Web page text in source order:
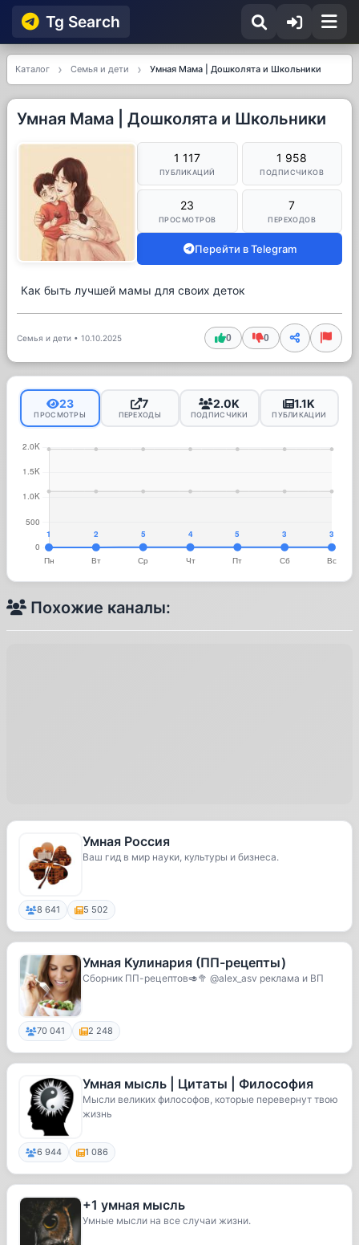
Tg Searсh
Каталог Семья и дети Умная Мама | Дошколята и Школьники
Умная Мама | Дошколята и Школьники
1 117
ПУБЛИКАЦИЙ
1 958
ПОДПИСЧИКОВ
23
ПРОСМОТРОВ
7
ПЕРЕХОДОВ
Перейти в Telegram
Как быть лучшей мамы для своих деток
Семья и дети • 10.10.2025 0 0
23
ПРОСМОТРЫ
7
ПЕРЕХОДЫ
2.0K
ПОДПИСЧИКИ
1.1K
ПУБЛИКАЦИИ
Похожие каналы:
Умная Россия
Ваш гид в мир науки, культуры и бизнеса.
8 641 5 502
Умная Кулинария (ПП-рецепты)
Сборник ПП-рецептов🥑🥦 @alex_asv реклама и ВП
70 041 2 248
Умная мысль | Цитаты | Философия
Мысли великих философов, которые перевернут твою
жизнь
6 944 1 086
+1 умная мысль
Умные мысли на все случаи жизни.